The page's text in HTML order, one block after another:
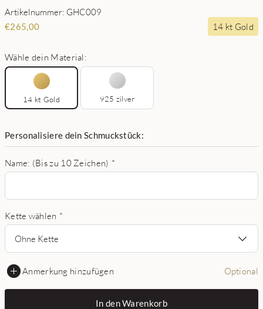
Artikelnummer: GHC009
€265,00 14 kt Gold
Wähle dein Material:
14 kt Gold 925 zilver
Personalisiere dein Schmuckstück:
Name: (Bis zu 10 Zeichen) *
Kette wählen *
Ohne Kette
Anmerkung hinzufügen Optional
In den Warenkorb